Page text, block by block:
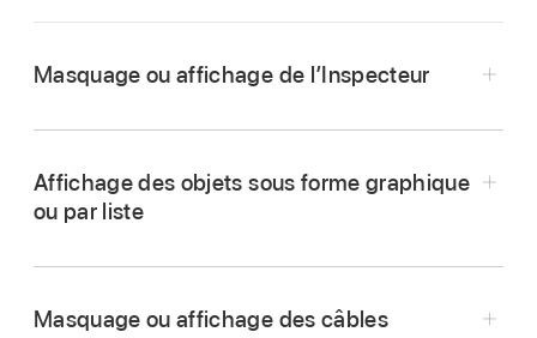
Masquage ou affichage de l’Inspecteur
l’inspecteur (ou appuyez sur I).
Affichage des objets sous forme graphique
ou par liste
barre des menus Environnement.
Masquage ou affichage des câbles